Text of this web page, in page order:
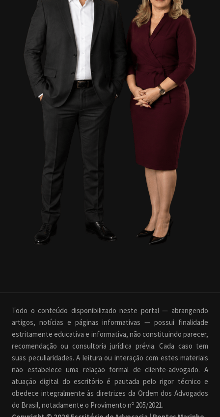
Todo o conteúdo disponibilizado neste portal — abrangendo
artigos, notícias e páginas informativas — possui finalidade
estritamente educativa e informativa, não constituindo parecer,
recomendação ou consultoria jurídica prévia. Cada caso tem
suas peculiaridades. A leitura ou interação com estes materiais
não estabelece uma relação formal de cliente-advogado. A
atuação digital do escritório é pautada pelo rigor técnico e
obedece integralmente às diretrizes da Ordem dos Advogados
do Brasil, notadamente o Provimento nº 205/2021.